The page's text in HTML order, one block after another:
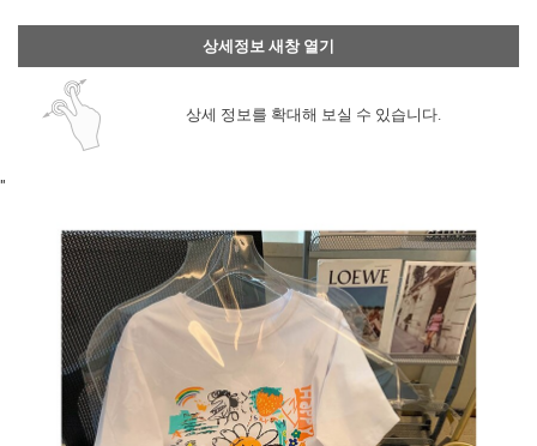
상세정보 새창 열기
상세 정보를 확대해 보실 수 있습니다.
"